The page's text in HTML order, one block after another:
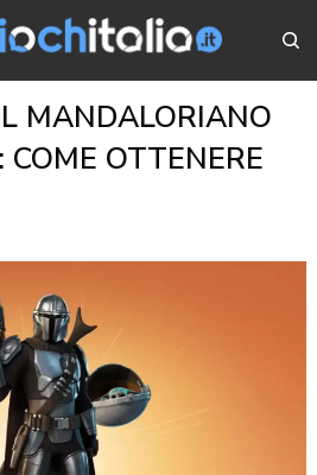
MANDALORIANO
OTTENERE